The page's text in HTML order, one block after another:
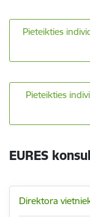
Pieteikties
Pieteikties
EURES
Direktora